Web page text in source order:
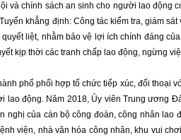
và chính sách an sinh cho người lao động
khẳng định: Công tác kiểm tra, giám
liệt, nhằm bảo vệ lợi ích chính đáng
kịp thời các tranh chấp lao động, ngừng
phố phối hợp tổ chức tiếp xúc, đối thoại
động. Năm 2018, Ủy viên Trung ương
của cán bộ công đoàn, công nhân lao
viện, nhà văn hóa công nhân, khu vui